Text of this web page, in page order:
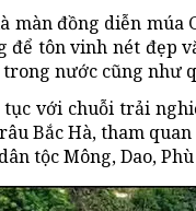
đồng diễn múa
tôn vinh nét đẹp
nước cũng như
với chuỗi trải
Bắc Hà, tham
tộc Mông, Dao,